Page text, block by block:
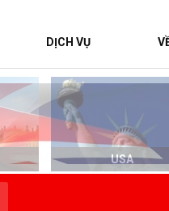
DỊCH VỤ
USA